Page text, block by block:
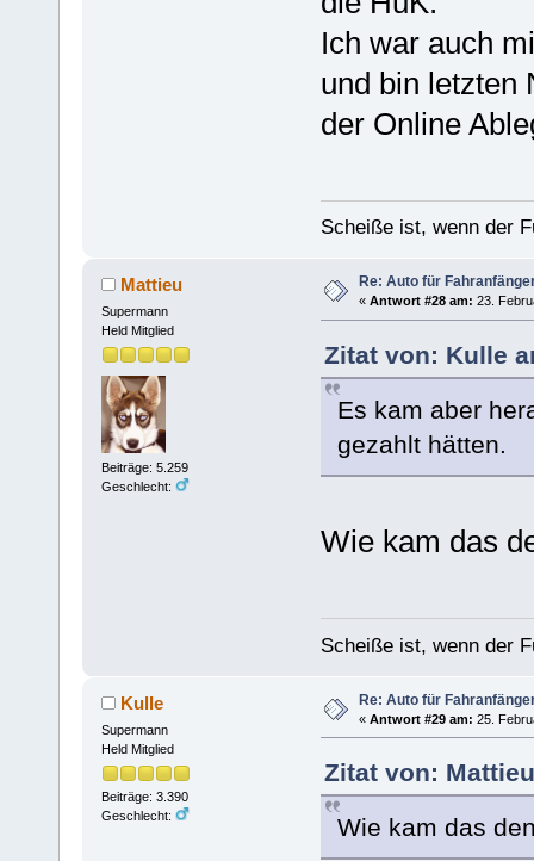
Ich war auch
und bin letzten
der Online
Scheiße ist, wenn der
Mattieu
Supermann
Held Mitglied
Beiträge: 5.259
Geschlecht:
Re: Auto für
« Antwort #28 am: 23.
Zitat von: Kulle
Es kam aber
gezahlt hätten.
Wie kam das
Scheiße ist, wenn der
Kulle
Supermann
Held Mitglied
Beiträge: 3.390
Geschlecht:
Re: Auto für
« Antwort #29 am: 25.
Zitat von:
Wie kam das